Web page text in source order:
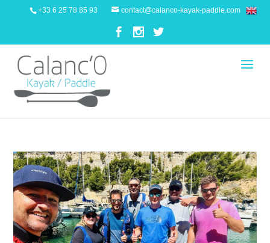
+33 6 25 78 85 93 contact@calanco-kayak-paddle.com